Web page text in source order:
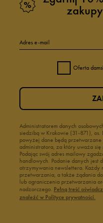
Adres e-mail
Oferta
Administratorem danych
siedzibą w Krakowie (31-871),
powyżej dane będą
administratora, za który uważa się
Podając swój adres mailowy
handlowych. Podanie danych jest
otrzymywania newslettera. Każdy
przetwarzania, a także żądania
lub ograniczenia przetwarzania
nadzorczego. Pełną treść
znaleźć w Polityce prywatności.